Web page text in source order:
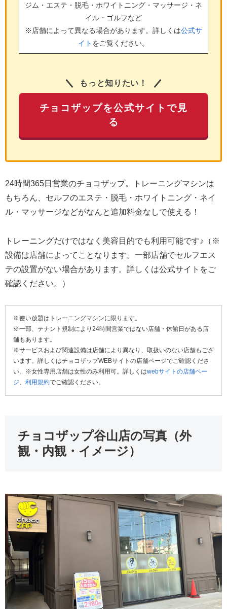
ジム・エステ・脱毛・ホワイトニング・マッサージ・ネ
イル・ゴルフなど
※店舗によって異なる場合があります。詳しくは公式サ
イト をご覧ください。
もっと知りたい！
チョコザップを公式サイトで見
る
24時間365日営業のチョコザップ。トレーニングマシンは
もちろん、セルフのエステ・脱毛・ホワイトニング・ネイ
ル・マッサージなどがなんと追加料金なしで使える！
トレーニングだけではなく美容目的でも利用可能です♪（※
設備は店舗によってことなります。一部店舗でセルフエス
テの設置がない場合があります。詳しくは公式サイトをご
確認ください。）
※使い放題はトレーニングマシンに限ります。
※一部、テナント規制により24時間営業ではない店舗・休館日がある店
舗もあります。
※サービスおよび関連設備は店舗により異なり、取扱いのない店舗もござ
います。詳しくはチョコザップWEBサイトの店舗ページでご確認くださ
い。※女性専用店舗は女性のみ利用可。詳しくはwebサイトの店舗ペー
ジ、 利用規約でご確認ください。
チョコザップ谷山店の写真（外
観・内観・イメージ）